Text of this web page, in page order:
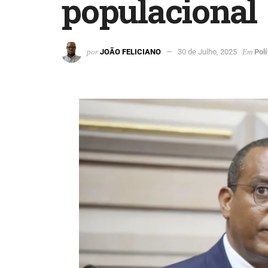
populacional
por JOÃO FELICIANO 30 de Julho, 2025 Em